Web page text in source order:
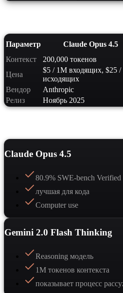
Параметр Claude Opus 4.5
Контекст
200,000 токенов
Цена
$5 / 1M входящих, $25
исходящих
Вендор
Anthropic
Релиз
Ноябрь 2025
Claude Opus 4.5
80.9% SWE-bench Verified
лучшая для кода
Computer use
Gemini 2.0 Flash Thinking
Reasoning модель
1M токенов контекста
показывает процесс